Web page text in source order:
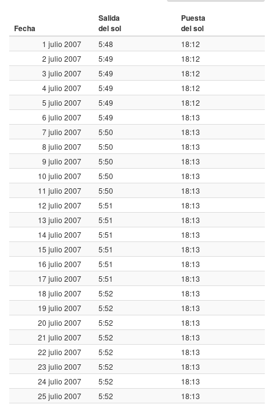
Fecha
Salida
del sol
Puesta
del sol
1 julio 2007 5:48
18:12
2 julio 2007
5:49
18:12
3 julio 2007
5:49
18:12
4 julio 2007
5:49
18:12
5 julio 2007
5:49
18:12
6 julio 2007
5:49
18:13
7 julio 2007
5:50
18:13
8 julio 2007
5:50
18:13
9 julio 2007
5:50
18:13
10 julio 2007
5:50
18:13
11 julio 2007
5:50
18:13
12 julio 2007
5:51
18:13
13 julio 2007
5:51
18:13
14 julio 2007
5:51
18:13
15 julio 2007
5:51
18:13
16 julio 2007
5:51
18:13
17 julio 2007
5:51
18:13
18 julio 2007
5:52
18:13
19 julio 2007
5:52
18:13
20 julio 2007
5:52
18:13
21 julio 2007
5:52
18:13
22 julio 2007
5:52
18:13
23 julio 2007
5:52
18:13
24 julio 2007
5:52
18:13
25 julio 2007
5:52
18:13